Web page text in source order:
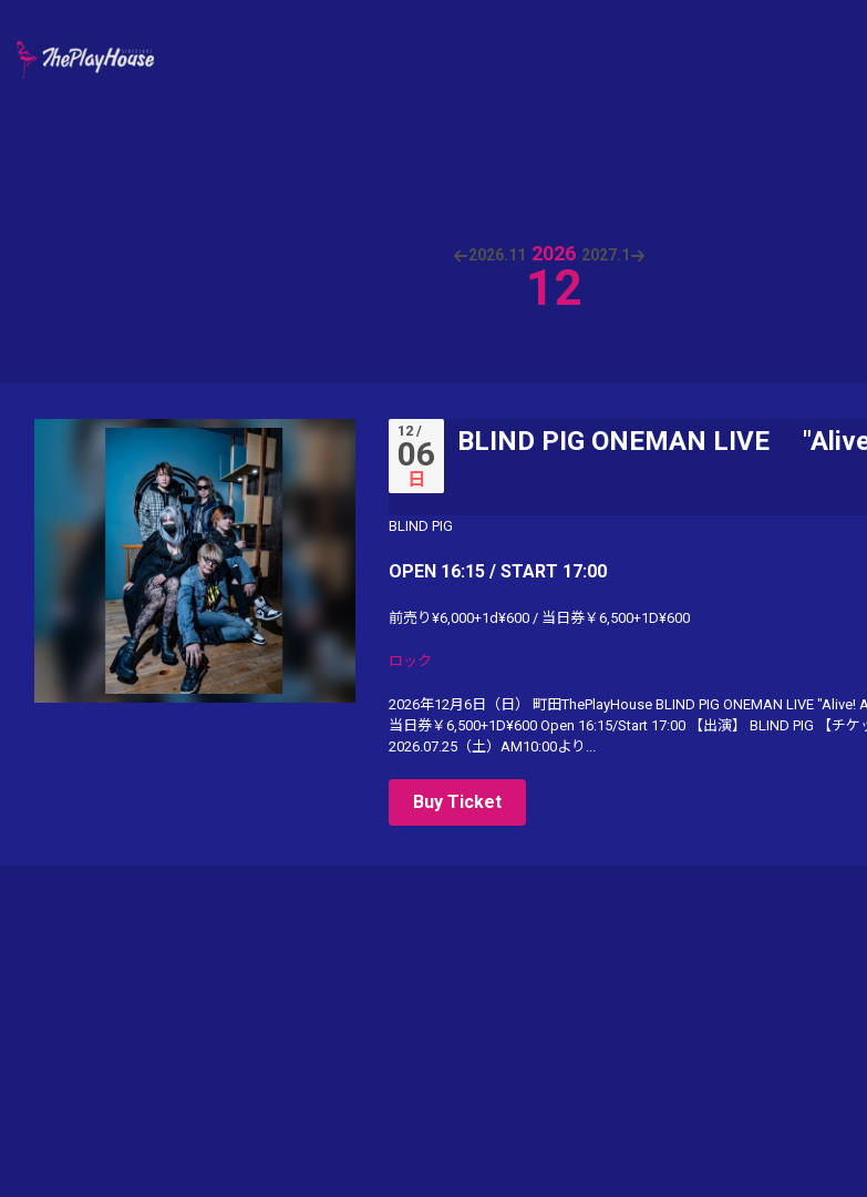
2026.11 2026
12
2027.1
12 /
06
日
BLIND PIG ONEMAN LIVE
BLIND PIG
OPEN 16:15 / START 17:00
前売り¥6,000+1d¥600 / 当日券￥6,500+1D¥600
ロック
2026年12月6日（日） 町田ThePlayHouse BLIND PIG ONEMAN LIVE "Alive!
当日券￥6,500+1D¥600 Open 16:15/Start 17:00 【出演】 BLIND PIG 【チ
2026.07.25（土）AM10:00より...
Buy Ticket